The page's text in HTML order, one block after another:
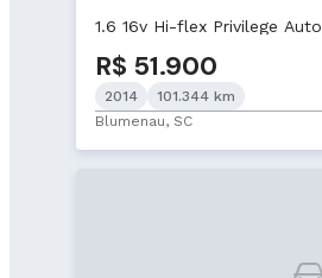
1.6 16v Hi-flex Privilege Auto
R$ 51.900
2014
101.344 km
Blumenau, SC